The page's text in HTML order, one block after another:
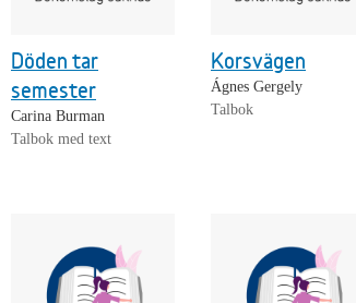
Döden tar
semester
Carina Burman
Talbok med text
Korsvägen
Ágnes Gergely
Talbok